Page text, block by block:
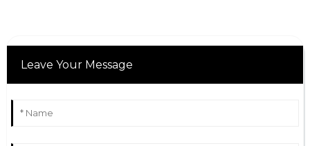
Leave Your Message